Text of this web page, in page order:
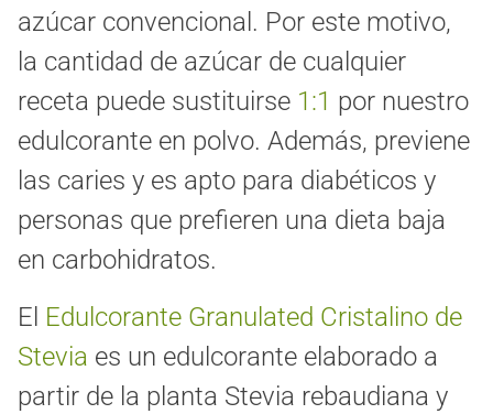
azúcar convencional. Por este motivo,
la cantidad de azúcar de cualquier
receta puede sustituirse 1:1 por nuestro
edulcorante en polvo. Además, previene
las caries y es apto para diabéticos y
personas que prefieren una dieta baja
en carbohidratos.
El Edulcorante Granulated Cristalino de
Stevia es un edulcorante elaborado a
partir de la planta Stevia rebaudiana y